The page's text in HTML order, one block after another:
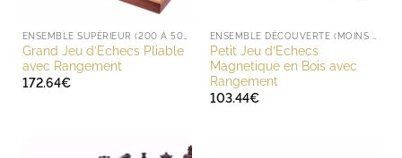
ENSEMBLE SUPÉRIEUR (200 À 500 EUROS)
Grand Jeu d’Echecs Pliable
avec Rangement
172.64€
ENSEMBLE DÉCOUVERTE (MOINS DE 200 EUROS)
Petit Jeu d’Echecs
Magnetique en Bois avec
Rangement
103.44€